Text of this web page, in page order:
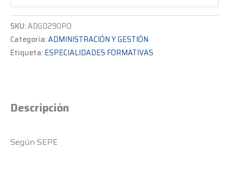
SKU:ADGD290PO
Categoría:ADMINISTRACIÓN Y GESTIÓN
Etiqueta:ESPECIALIDADES FORMATIVAS
Descripción
Según SEPE